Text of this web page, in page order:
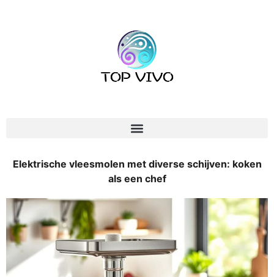
Elektrische vleesmolen met diverse schijven: koken
als een chef